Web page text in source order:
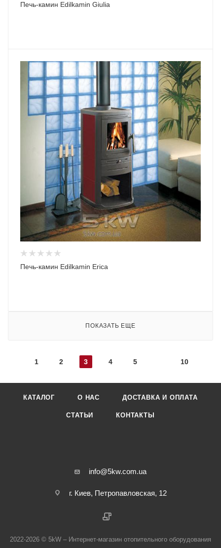
Печь-камин Edilkamin Giulia
Печь-камин Edilkamin Erica
ПОКАЗАТЬ ЕЩЕ
1 2 3 4 5 10
КАТАЛОГ О НАС ДОСТАВКА И ОПЛАТА
СТАТЬИ КОНТАКТЫ
info@5kw.com.ua
г. Киев, Петропавловская, 12
2022-2026 © 5kW – Интернет-магазин отопительного оборудования